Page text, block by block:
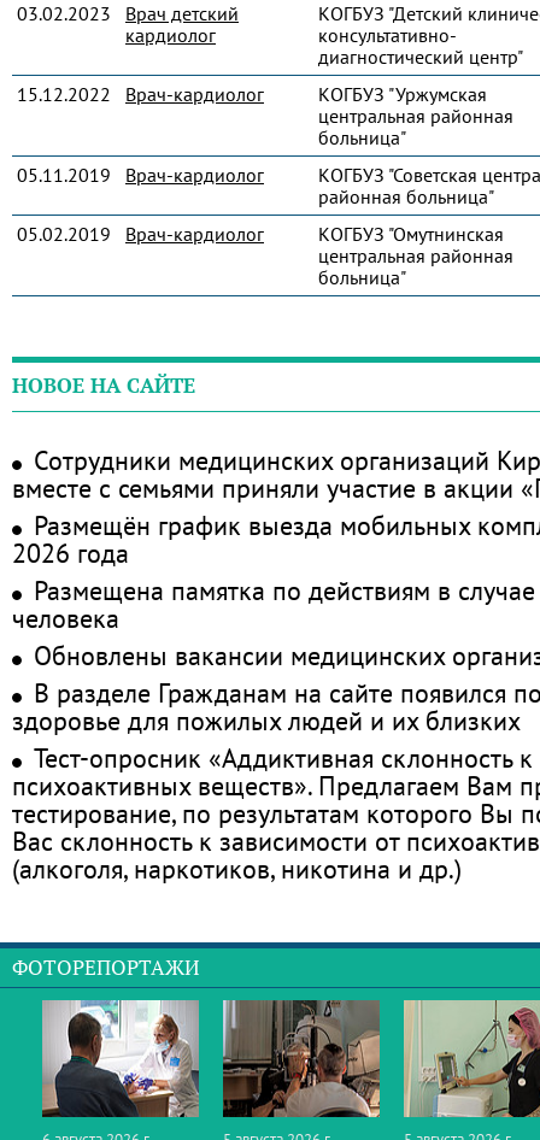
03.02.2023
Врач детский
кардиолог
КОГБУЗ "Детский
консультативно-
диагностический центр"
15.12.2022
Врач-кардиолог
КОГБУЗ "Уржумская
центральная районная
больница"
05.11.2019
Врач-кардиолог
КОГБУЗ "Советская
районная больница"
05.02.2019
Врач-кардиолог
КОГБУЗ "Омутнинская
центральная районная
больница"
НОВОЕ НА САЙТЕ
Сотрудники медицинских организаций
вместе с семьями приняли участие в акции
Размещён график выезда мобильных
2026 года
Размещена памятка по действиям в
человека
Обновлены вакансии медицинских
В разделе Гражданам на сайте появился
здоровье для пожилых людей и их близких
Тест-опросник «Аддиктивная склонность
психоактивных веществ». Предлагаем Вам
тестирование, по результатам которого Вы
Вас склонность к зависимости от
(алкоголя, наркотиков, никотина и др.)
ФОТОРЕПОРТАЖИ